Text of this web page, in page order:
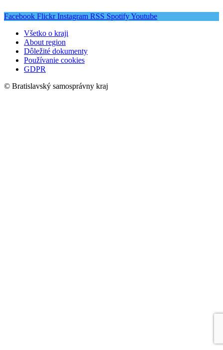
Facebook Flickr Instagram RSS SpotifyYoutube
Všetko o kraji
About region
Dôležité dokumenty
Používanie cookies
GDPR
© Bratislavský samosprávny kraj